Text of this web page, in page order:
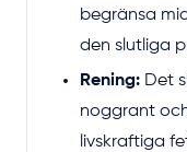
begränsa
den slutliga
Rening: Det
noggrant
livskraftiga